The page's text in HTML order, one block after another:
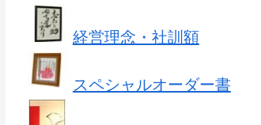
経営理念・社訓額
スペシャルオーダー書